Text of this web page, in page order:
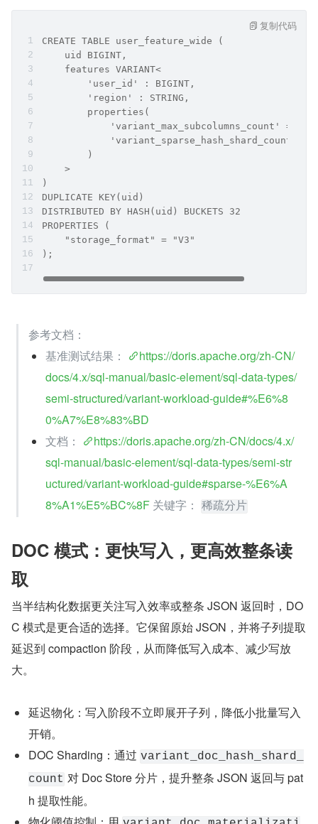
CREATE TABLE user_feature_wide (
    uid BIGINT,
    features VARIANT<
        'user_id' : BIGINT,
        'region' : STRING,
        properties(
'variant_max_subcolumns_count' =
'variant_sparse_hash_shard_count' =
        )
    >
)
DUPLICATE KEY(uid)
DISTRIBUTED BY HASH(uid) BUCKETS 32
PROPERTIES (
    "storage_format" = "V3"
);
复制代码
参考文档：
基准测试结果：
https://doris.apache.org/zh-CN/
docs/4.x/sql-manual/basic-element/sql-data-types/
semi-structured/variant-workload-guide#%E6%8
0%A7%E8%83%BD
文档：
https://doris.apache.org/zh-CN/docs/4.x/
sql-manual/basic-element/sql-data-types/semi-str
uctured/variant-workload-guide#sparse-%E6%A
8%A1%E5%BC%8F 关键字： 稀疏分片
DOC 模式：更快写入，更高效整条读
取
当半结构化数据更关注写入效率或整条 JSON 返回时，DO
C 模式是更合适的选择。它保留原始 JSON，并将子列提取
延迟到 compaction 阶段，从而降低写入成本、减少写放
大。
延迟物化：写入阶段不立即展开子列，降低小批量写入
开销。
DOC Sharding：通过 variant_doc_hash_shard_
count 对 Doc Store 分片，提升整条 JSON 返回与 pat
h 提取性能。